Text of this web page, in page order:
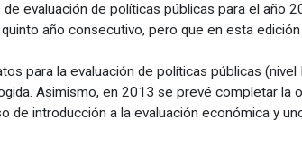
evaluación de políticas públicas para el año
año consecutivo, pero que en esta
para la evaluación de políticas públicas
Asimismo, en 2013 se prevé completar
de introducción a la evaluación económica y